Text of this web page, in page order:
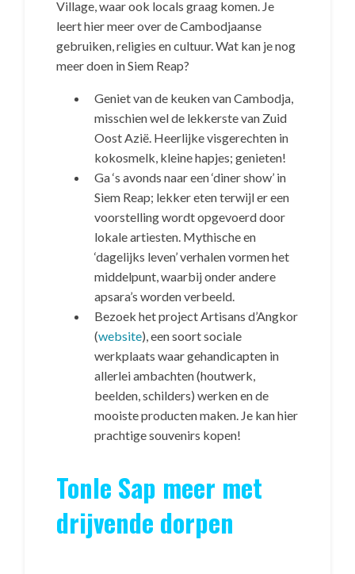
Village, waar ook locals graag komen. Je
leert hier meer over de Cambodjaanse
gebruiken, religies en cultuur. Wat kan je nog
meer doen in Siem Reap?
Geniet van de keuken van Cambodja,
misschien wel de lekkerste van Zuid
Oost Azië. Heerlijke visgerechten in
kokosmelk, kleine hapjes; genieten!
Ga ‘s avonds naar een ‘diner show’ in
Siem Reap; lekker eten terwijl er een
voorstelling wordt opgevoerd door
lokale artiesten. Mythische en
‘dagelijks leven’ verhalen vormen het
middelpunt, waarbij onder andere
apsara’s worden verbeeld.
Bezoek het project Artisans d’Angkor
(website), een soort sociale
werkplaats waar gehandicapten in
allerlei ambachten (houtwerk,
beelden, schilders) werken en de
mooiste producten maken. Je kan hier
prachtige souvenirs kopen!
Tonle Sap meer met
drijvende dorpen